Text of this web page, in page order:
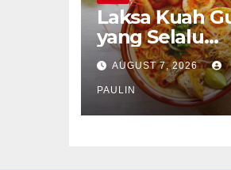
Laksa Kuah
yang Selalu
Dirindukan
AUGUST 7, 2026
PAULIN